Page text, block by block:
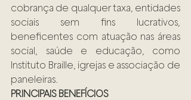
cobrança de qualquer taxa, entidades
sociais sem fins lucrativos,
beneficentes com atuação nas áreas
social, saúde e educação, como
Instituto Braille, igrejas e associação de
paneleiras.
PRINCIPAIS BENEFÍCIOS